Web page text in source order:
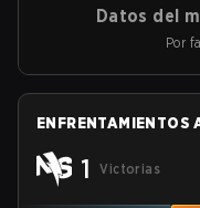
Datos del
Por
ENFRENTAMIENTOS
1 Victorias